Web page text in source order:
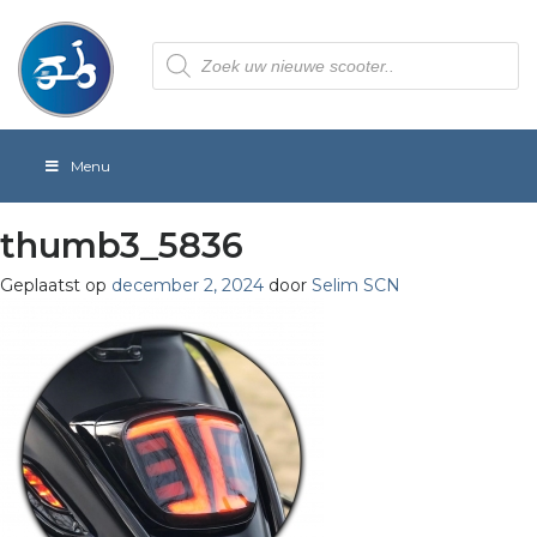
Producten
zoeken
Menu
thumb3_5836
Geplaatst op december 2, 2024 door Selim SCN